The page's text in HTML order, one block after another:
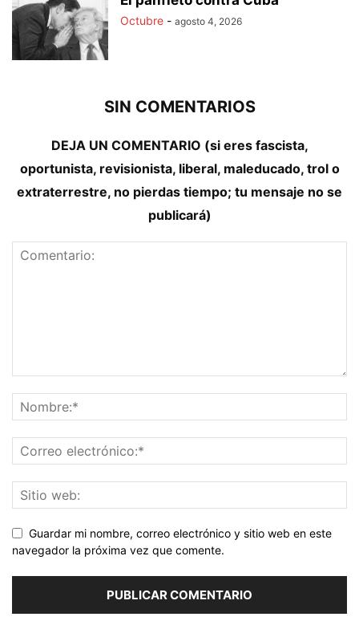
Octubre - agosto 4, 2026
SIN COMENTARIOS
DEJA UN COMENTARIO (si eres fascista,
oportunista, revisionista, liberal, maleducado, trol o
extraterrestre, no pierdas tiempo; tu mensaje no se
publicará)
Guardar mi nombre, correo electrónico y sitio web en este
navegador la próxima vez que comente.